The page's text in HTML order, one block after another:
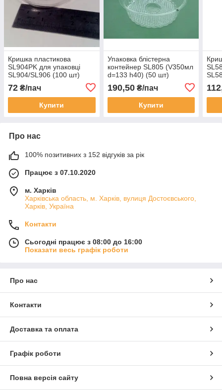
Кришка пластикова
SL904PK для упаковці
SL904/SL906 (100 шт)
72 ₴/пач
Купити
Упаковка блістерна
контейнер SL805 (V350мл
d=133 h40) (50 шт)
190,50₴/пач
Купити
Про нас
100% позитивних з 152 відгуків за рік
Працює з 07.10.2020
м. Харків
Харківська область, м. Харків, вулиця Достоєвського,
Харків, Україна
Контакти
Сьогодні працює з 08:00 до 16:00
Показати весь графік роботи
Про нас
Контакти
Доставка та оплата
Графік роботи
Повна версія сайту